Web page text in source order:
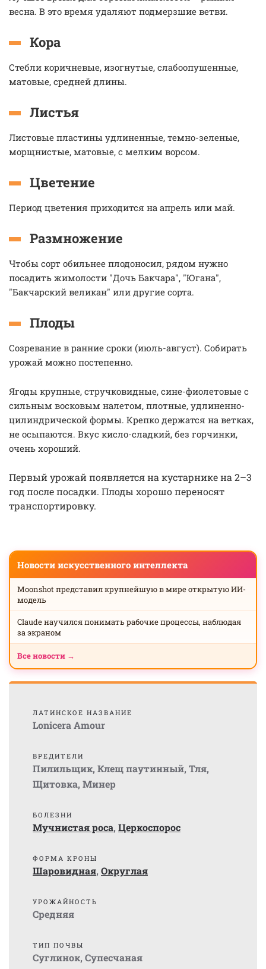
весна. В это время удаляют подмерзшие ветви.
Кора
Стебли коричневые, изогнутые, слабоопушенные,
матовые, средней длины.
Листья
Листовые пластины удлиненные, темно-зеленые,
морщнистые, матовые, с мелким ворсом.
Цветение
Период цветения приходится на апрель или май.
Размножение
Чтобы сорт обильнее плодоносил, рядом нужно
посадить жимолости "Дочь Бакчара", "Югана",
"Бакчарский великан" или другие сорта.
Плоды
Созревание в ранние сроки (июль-август). Собирать
урожай можно постепенно.
Ягоды крупные, стручковидные, сине-фиолетовые с
сильным восковым налетом, плотные, удлиненно-
цилиндрической формы. Крепко держатся на ветках,
не осыпаются. Вкус кисло-сладкий, без горчинки,
очень хороший.
Первый урожай появляется на кустарнике на 2–3
год после посадки. Плоды хорошо переносят
транспортировку.
Новости искусственного интеллекта
Moonshot представил крупнейшую в мире открытую ИИ-
модель
Claude научился понимать рабочие процессы, наблюдая
за экраном
Все новости →
ЛАТИНСКОЕ НАЗВАНИЕ
Lonicera Amour
ВРЕДИТЕЛИ
Пилильщик, Клещ паутинный, Тля,
Щитовка, Минер
БОЛЕЗНИ
Мучнистая роса, Церкоспорос
ФОРМА КРОНЫ
Шаровидная, Округлая
УРОЖАЙНОСТЬ
Средняя
ТИП ПОЧВЫ
Суглинок, Супесчаная